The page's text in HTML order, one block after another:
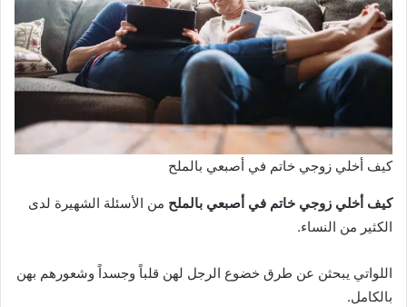
كيف أخلي زوجي خاتم في أصبعي بالملح
كيف أخلي زوجي خاتم في أصبعي بالملح من الأسئلة الشهيرة لدى
الكثير من النساء.
اللواتي يبحثن عن طرق خضوع الرجل لهن قلباً وجسداً وشعورهم بهن
بالكامل.